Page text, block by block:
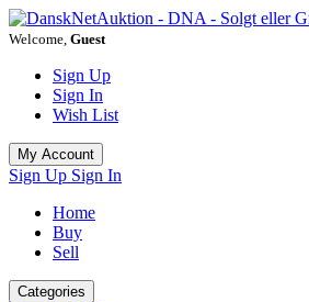
Welcome, Guest
Sign Up
Sign In
Wish List
My Account
Sign Up Sign In
Home
Buy
Sell
Categories